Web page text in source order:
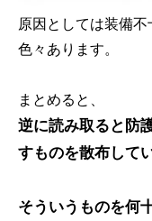
原因としては装備
色々あります。
まとめると、
逆に読み取ると防
すものを散布してい
そういうものを何